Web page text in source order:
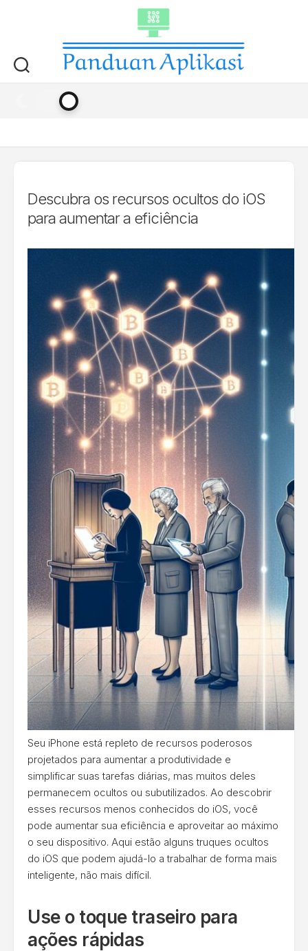
Descubra os recursos ocultos do iOS
para aumentar a eficiência
Seu iPhone está repleto de recursos poderosos
projetados para aumentar a produtividade e
simplificar suas tarefas diárias, mas muitos deles
permanecem ocultos ou subutilizados. Ao descobrir
esses recursos menos conhecidos do iOS, você
pode aumentar sua eficiência e aproveitar ao máximo
o seu dispositivo. Aqui estão alguns truques ocultos
do iOS que podem ajudá-lo a trabalhar de forma mais
inteligente, não mais difícil.
Use o toque traseiro para
ações rápidas